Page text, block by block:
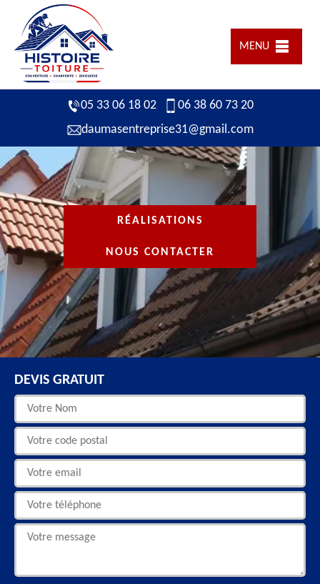
MENU
05 33 06 18 02
06 38 60 73 20
daumasentreprise31@gmail.com
RÉALISATIONS
NOUS CONTACTER
DEVIS GRATUIT